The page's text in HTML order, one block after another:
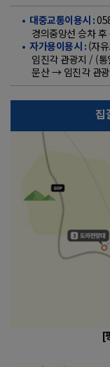
대중교통이용시 :
경의중앙선 승차
자가용이용시 : (자
임진각 관광지 / (
문산 → 임진각 관
집
[